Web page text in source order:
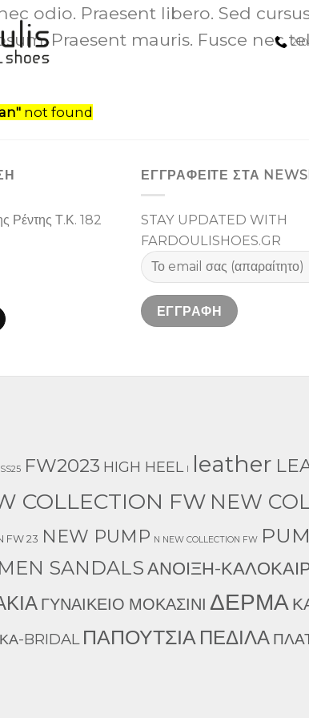
odio. Praesent libero. Sed
Praesent mauris. Fusce nec
not found
Ρέντης Τ.Κ. 182
ΕΓΓΡΑΦΕΙΤΕ ΣΤΑ
STAY UPDATED WITH
FARDOULISHOES.GR
FW2023 HIGH HEEL l leather
COLLECTION FW NEW
FW 23 NEW PUMP N NEW COLLECTION FW
SANDALSΑΝΟΙΞΗ-
ΓΥΝΑΙΚΕΙΟ ΜΟΚΑΣΙΝΙ ΔΕΡΜΑ
BRIDAL ΠΑΠΟΥΤΣΙΑ ΠΕΔΙΛΑ